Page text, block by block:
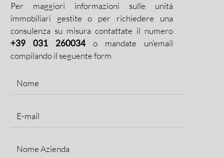
Per maggiori informazioni sulle unità
immobiliari gestite o per richiedere una
consulenza su misura contattate il numero
+39 031 260034o mandate un’email
compilando il seguente form